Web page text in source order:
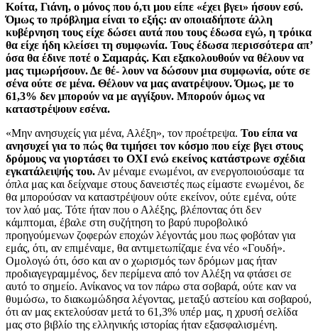
Κοίτα, Γιάνη, ο μόνος που ό,τι μου είπε «έχει βγει» ήσουν εσύ.
Όμως το πρόβλημα είναι το εξής: αν οποιαδήποτε άλλη
κυβέρνηση τους είχε δώσει αυτά που τους έδωσα εγώ, η τρόικα
θα είχε ήδη κλείσει τη συμφωνία. Τους έδωσα περισσότερα απ’
όσα θα έδινε ποτέ ο Σαμαράς. Και εξακολουθούν να θέλουν να
μας τιμωρήσουν. Δε θέ- λουν να δώσουν μια συμφωνία, ούτε σε
σένα ούτε σε μένα. Θέλουν να μας ανατρέψουν. Όμως, με το
61,3% δεν μπορούν να με αγγίξουν. Μπορούν όμως να
καταστρέψουν εσένα.
«Μην ανησυχείς για μένα, Αλέξη», τον προέτρεψα. Του είπα να
ανησυχεί για το πώς θα τιμήσει τον κόσμο που είχε βγει στους
δρόμους να γιορτάσει το ΟΧΙ ενώ εκείνος κατάστρωνε σχέδια
εγκατάλειψής του. Αν μέναμε ενωμένοι, αν ενεργοποιούσαμε τα
όπλα μας και δείχναμε στους δανειστές πως είμαστε ενωμένοι, δε
θα μπορούσαν να καταστρέψουν ούτε εκείνον, ούτε εμένα, ούτε
τον λαό μας. Τότε ήταν που ο Αλέξης, βλέποντας ότι δεν
κάμπτομαι, έβαλε στη συζήτηση το βαρύ πυροβολικό
προηγούμενων ζοφερών εποχών λέγοντάς μου πως φοβόταν για
εμάς, ότι, αν επιμέναμε, θα αντιμετωπίζαμε ένα νέο «Γουδή».
Ομολογώ ότι, όσο και αν ο χωρισμός των δρόμων μας ήταν
προδιαγεγραμμένος, δεν περίμενα από τον Αλέξη να φτάσει σε
αυτό το σημείο. Ανίκανος να τον πάρω στα σοβαρά, ούτε καν να
θυμώσω, το διακωμώδησα λέγοντας, μεταξύ αστείου και σοβαρού,
ότι αν μας εκτελούσαν μετά το 61,3% υπέρ μας, η χρυσή σελίδα
μας στο βιβλίο της ελληνικής ιστορίας ήταν εξασφαλισμένη.